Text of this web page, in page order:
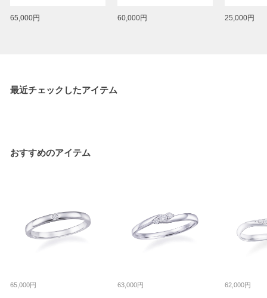
65,000円 60,000円 25,000円
最近チェックしたアイテム
おすすめのアイテム
65,000円 63,000円 62,000円